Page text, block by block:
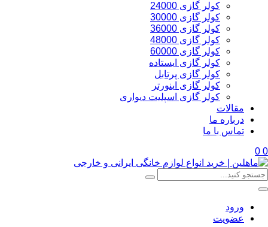
کولر گازی 24000
کولر گازی 30000
کولر گازی 36000
کولر گازی 48000
کولر گازی 60000
کولر گازی ایستاده
کولر گازی پرتابل
کولر گازی اینورتر
کولر گازی اسپلیت دیواری
مقالات
درباره ما
تماس با ما
0
0
ورود
عضویت